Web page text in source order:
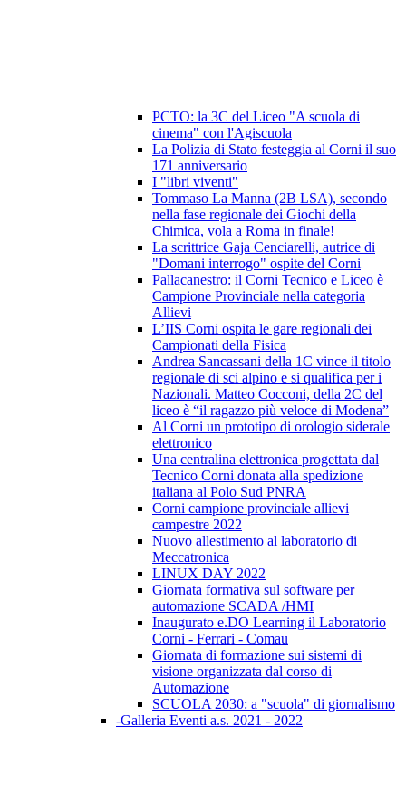
PCTO: la 3C del Liceo "A scuola di
cinema" con l'Agiscuola
La Polizia di Stato festeggia al Corni il suo
171 anniversario
I "libri viventi"
Tommaso La Manna (2B LSA), secondo
nella fase regionale dei Giochi della
Chimica, vola a Roma in finale!
La scrittrice Gaja Cenciarelli, autrice di
"Domani interrogo" ospite del Corni
Pallacanestro: il Corni Tecnico e Liceo è
Campione Provinciale nella categoria
Allievi
L’IIS Corni ospita le gare regionali dei
Campionati della Fisica
Andrea Sancassani della 1C vince il titolo
regionale di sci alpino e si qualifica per i
Nazionali. Matteo Cocconi, della 2C del
liceo è “il ragazzo più veloce di Modena”
Al Corni un prototipo di orologio siderale
elettronico
Una centralina elettronica progettata dal
Tecnico Corni donata alla spedizione
italiana al Polo Sud PNRA
Corni campione provinciale allievi
campestre 2022
Nuovo allestimento al laboratorio di
Meccatronica
LINUX DAY 2022
Giornata formativa sul software per
automazione SCADA /HMI
Inaugurato e.DO Learning il Laboratorio
Corni - Ferrari - Comau
Giornata di formazione sui sistemi di
visione organizzata dal corso di
Automazione
SCUOLA 2030: a "scuola" di giornalismo
-Galleria Eventi a.s. 2021 - 2022